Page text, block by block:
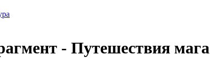
- Путешествия мага